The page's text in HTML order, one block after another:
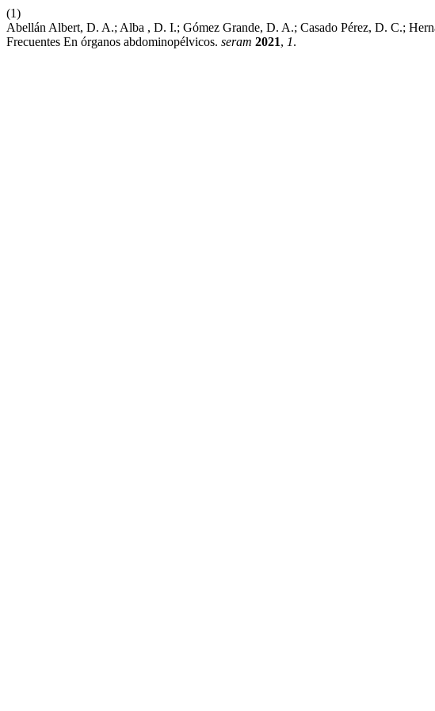
(1)
Abellán Albert, D. A.; Alba , D. I.; Gómez Grande, D. A.; Casado Pérez, D. C.;
Frecuentes En órganos abdominopélvicos. seram 2021, 1.